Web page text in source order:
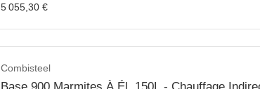
5 055,30 €
Combisteel